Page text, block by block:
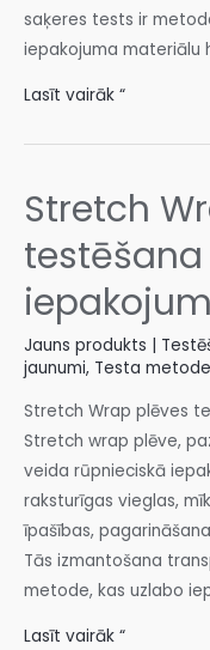
saķeres tests ir
iepakojuma materiālu
Lasīt vairāk “
Stretch
Jauns produkts |
jaunumi, Testa metode
Stretch Wrap plēves
Stretch wrap plēve,
veida rūpnieciskā
raksturīgas vieglas,
īpašības,
Tās izmantošana
metode, kas uzlabo
Lasīt vairāk “